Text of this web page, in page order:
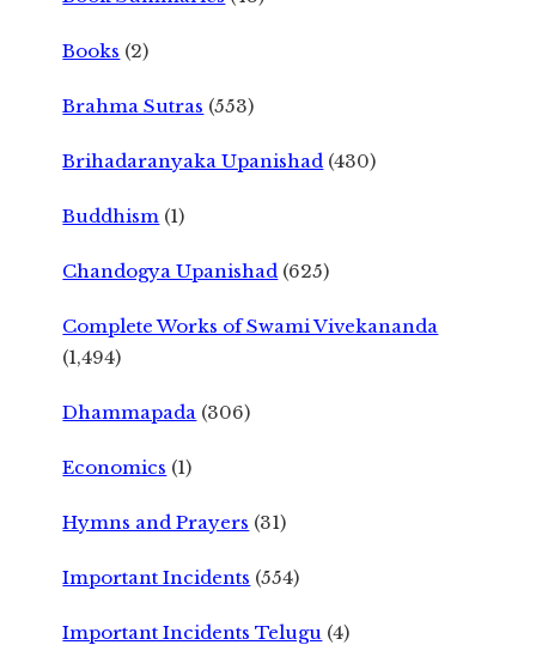
Books (2)
Brahma Sutras (553)
Brihadaranyaka Upanishad (430)
Buddhism (1)
Chandogya Upanishad (625)
Complete Works of Swami Vivekananda
(1,494)
Dhammapada (306)
Economics (1)
Hymns and Prayers (31)
Important Incidents (554)
Important Incidents Telugu (4)